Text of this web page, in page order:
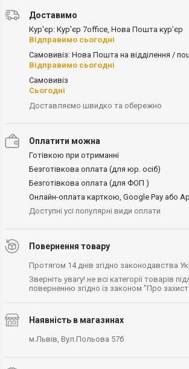
Доставимо
Кур'єр: Кур'єр 7office, Нова Пошта кур’єр
Відправимо сьогодні
Самовивіз: Нова Пошта на відділення /
Відправимо сьогодні
Самовивіз
Сьогодні
Доставляємо швидко та обережно
Оплатити можна
Готівкою при отриманні
Безготівкова оплата (для юр. осіб)
Безготівкова оплата (для ФОП )
Онлайн-оплата карткою, Google Pay або
Доступні усі популярні види оплати
Повернення товару
Протягом 14 днів згідно законодавства
Зверніть увагу! не всі категорії товарів
поверненню згідно із законом "Про
Наявність в магазинах
м.Львів, Вул.Польова 57б